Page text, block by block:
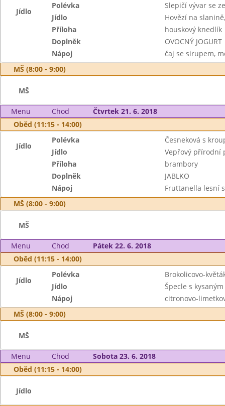
Jídlo
Polévka
Slepičí vývar se
Jídlo
Hovězí na slanině,
Příloha
houskový knedlík
Doplněk
OVOCNÝ JOGURT
Nápoj
čaj se sirupem,
MŠ (8:00 - 9:00)
MŠ
Menu Chod
Čtvrtek 21. 6. 2018
Oběd (11:15 - 14:00)
Jídlo
Polévka
Česneková s
Jídlo
Vepřový přírodní
Příloha
brambory
Doplněk
JABLKO
Nápoj
Fruttanella lesní
MŠ (8:00 - 9:00)
MŠ
Menu Chod
Pátek 22. 6. 2018
Oběd (11:15 - 14:00)
Jídlo
Polévka
Brokolicovo-
Jídlo
Špecle s
Nápoj
citronovo-
MŠ (8:00 - 9:00)
MŠ
Menu Chod
Sobota 23. 6. 2018
Oběd (11:15 - 14:00)
Jídlo